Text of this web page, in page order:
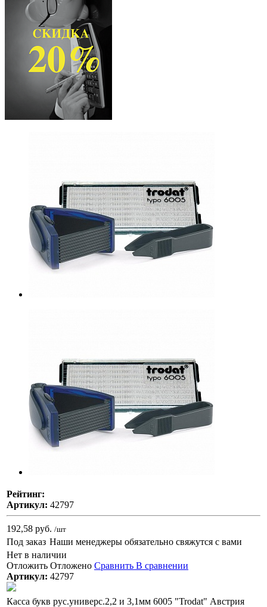
Рейтинг:
Артикул: 42797
192,58 руб. /шт
Под заказ Наши менеджеры обязательно свяжутся с вами
Нет в наличии
Отложить Отложено Сравнить В сравнении
Артикул: 42797
Касса букв рус.универс.2,2 и 3,1мм 6005 "Trodat" Австрия